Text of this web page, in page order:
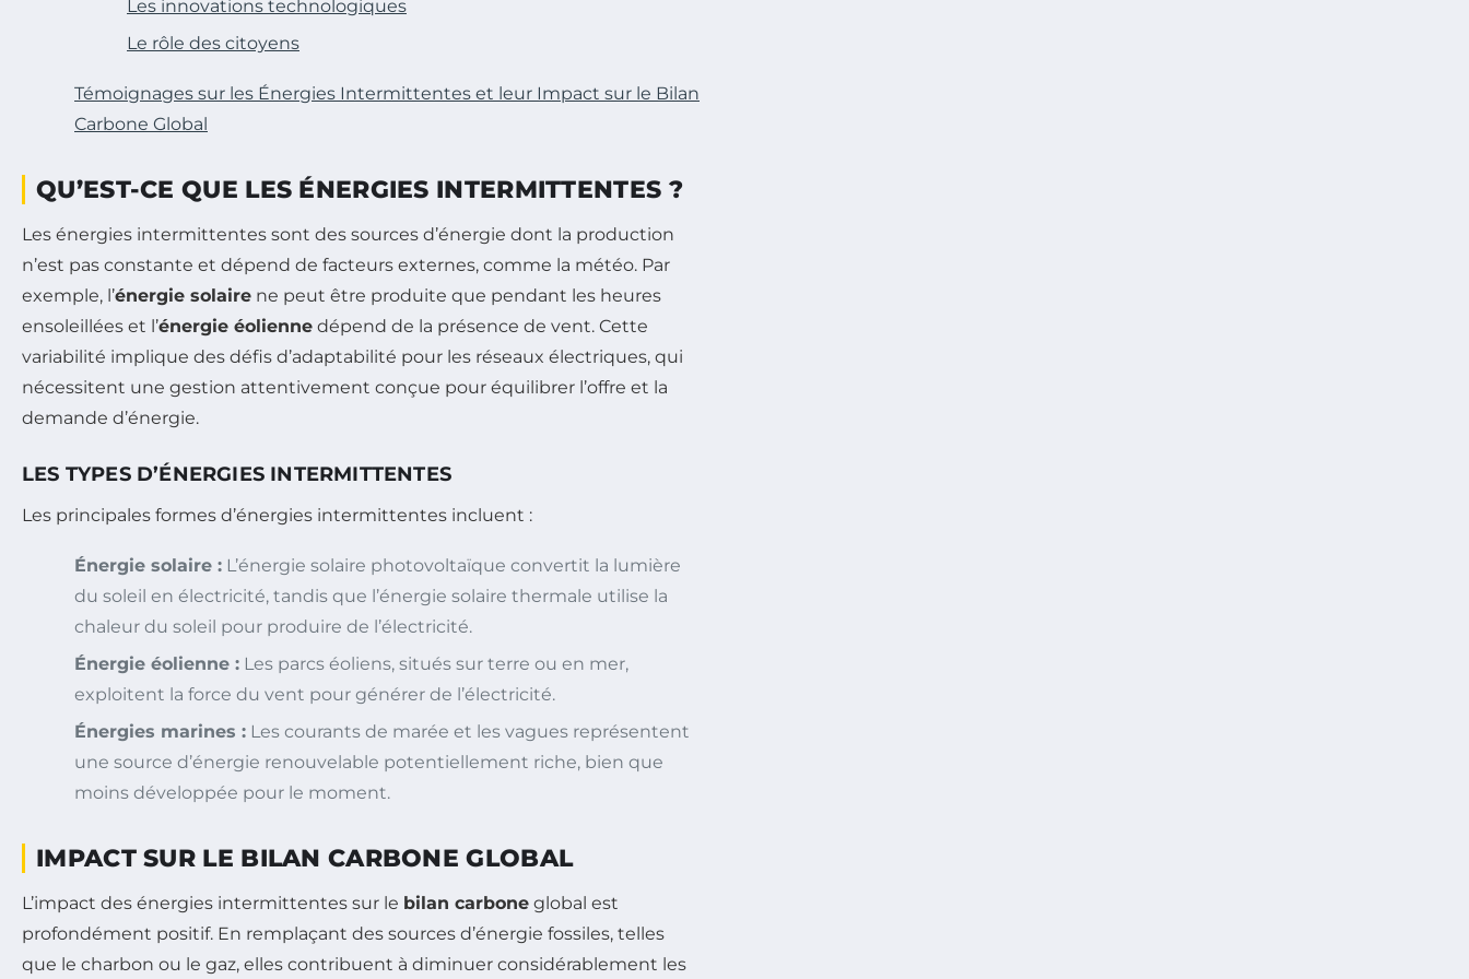
Les innovations technologiques
Le rôle des citoyens
Témoignages sur les Énergies Intermittentes et leur Impact sur le Bilan
Carbone Global
QU’EST-CE QUE LES ÉNERGIES INTERMITTENTES ?
Les énergies intermittentes sont des sources d’énergie dont la production
n’est pas constante et dépend de facteurs externes, comme la météo. Par
exemple, l’énergie solaire ne peut être produite que pendant les heures
ensoleillées et l’énergie éolienne dépend de la présence de vent. Cette
variabilité implique des défis d’adaptabilité pour les réseaux électriques, qui
nécessitent une gestion attentivement conçue pour équilibrer l’offre et la
demande d’énergie.
LES TYPES D’ÉNERGIES INTERMITTENTES
Les principales formes d’énergies intermittentes incluent :
Énergie solaire : L’énergie solaire photovoltaïque convertit la lumière
du soleil en électricité, tandis que l’énergie solaire thermale utilise la
chaleur du soleil pour produire de l’électricité.
Énergie éolienne : Les parcs éoliens, situés sur terre ou en mer,
exploitent la force du vent pour générer de l’électricité.
Énergies marines : Les courants de marée et les vagues représentent
une source d’énergie renouvelable potentiellement riche, bien que
moins développée pour le moment.
IMPACT SUR LE BILAN CARBONE GLOBAL
L’impact des énergies intermittentes sur le bilan carbone global est
profondément positif. En remplaçant des sources d’énergie fossiles, telles
que le charbon ou le gaz, elles contribuent à diminuer considérablement les